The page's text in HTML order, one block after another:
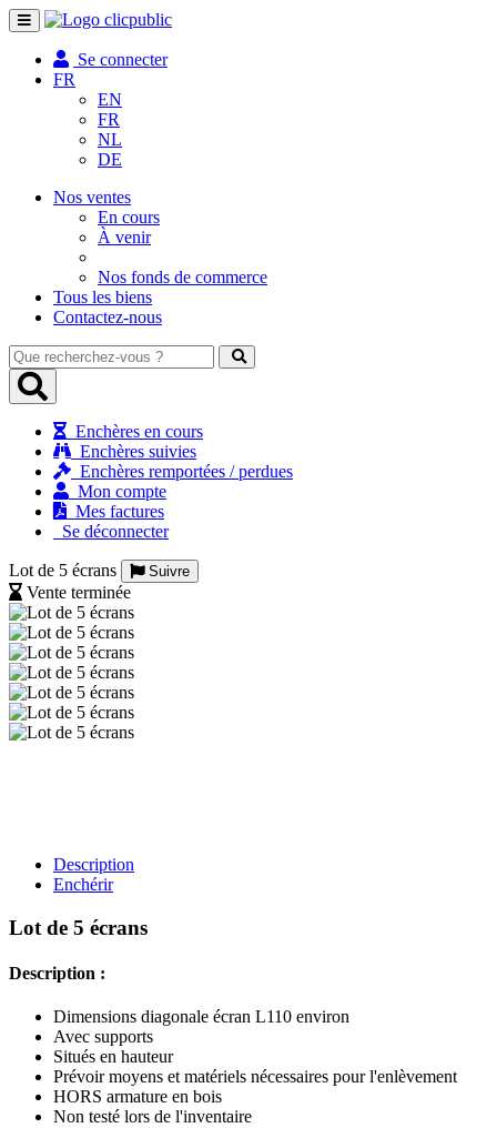
Toggle
navigation
Se connecter
FR
EN
FR
NL
DE
Nos ventes
En cours
À venir
Nos fonds de commerce
Tous les biens
Contactez-nous
Que
recherchez-
vous
Enchères en cours
Enchères suivies
Enchères remportées / perdues
Mon compte
Mes factures
Se déconnecter
Lot de 5 écrans Suivre
Vente terminée
Description
Enchérir
Lot de 5 écrans
Description :
Dimensions diagonale écran L110 environ
Avec supports
Situés en hauteur
Prévoir moyens et matériels nécessaires pour l'enlèvement
HORS armature en bois
Non testé lors de l'inventaire